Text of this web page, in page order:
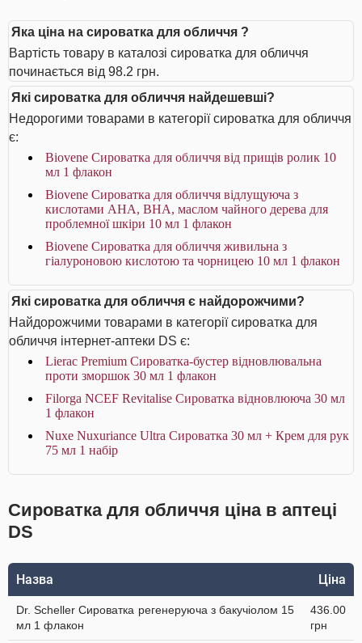
Яка ціна на сироватка для обличчя ?
Вартість товару в каталозі сироватка для обличчя
починається від 98.2 грн.
Які сироватка для обличчя найдешевші?
Недорогими товарами в категорії сироватка для обличчя
є:
Biovene Сироватка для обличчя від прищів ролик 10
мл 1 флакон
Biovene Сироватка для обличчя відлущуюча з
кислотами AHA, BHA, маслом чайного дерева для
проблемної шкіри 10 мл 1 флакон
Biovene Сироватка для обличчя живильна з
гіалуроновою кислотою та чорницею 10 мл 1 флакон
Які сироватка для обличчя є найдорожчими?
Найдорожчими товарами в категорії сироватка для
обличчя інтернет-аптеки DS є:
Lierac Premium Сироватка-бустер відновлювальна
проти зморшок 30 мл 1 флакон
Filorga NCEF Revitalise Сироватка відновлююча 30 мл
1 флакон
Nuxe Nuxuriance Ultra Сироватка 30 мл + Крем для рук
75 мл 1 набір
Сироватка для обличчя ціна в аптеці
DS
Назва Ціна
Dr. Scheller Сироватка регенеруюча з бакучіолом 15
мл 1 флакон
436.00
грн